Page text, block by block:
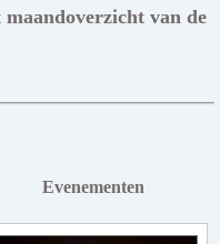
van de
Evenementen